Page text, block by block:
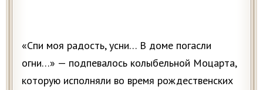
«Спи моя радость, усни… В доме погасли
огни…» — подпевалось колыбельной Моцарта,
которую исполняли во время рождественских